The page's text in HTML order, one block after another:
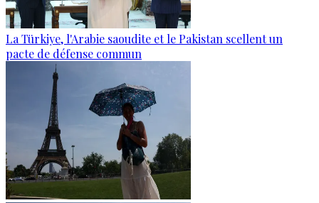
La Türkiye, l'Arabie saoudite et le Pakistan scellent un
pacte de défense commun